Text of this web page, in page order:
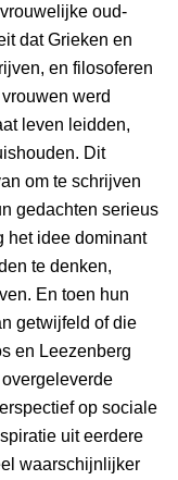
oud-
dat Grieken en
en filosoferen
werd
leven leidden,
Dit
om te schrijven
gedachten serieus
het idee dominant
te denken,
En toen hun
getwijfeld of die
en Leezenberg
op sociale
uit eerdere
waarschijnlijker